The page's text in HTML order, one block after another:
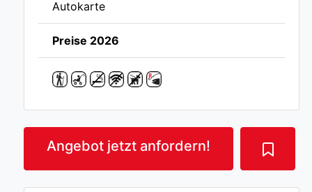
Autokarte
Preise 2026
Angebot jetzt anfordern!